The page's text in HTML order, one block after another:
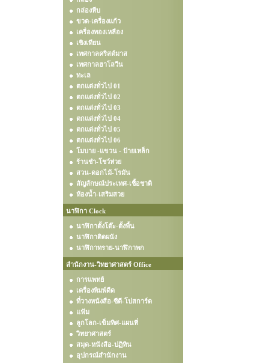
กล่องหีบ
ขวด-เครื่องแก้ว
เครื่องทองเหลือง
เชิงเทียน
เทศกาลคริสต์มาส
เทศกาลฮาโลวีน
ทะเล
ตกแต่งทั่วไป 01
ตกแต่งทั่วไป 02
ตกแต่งทั่วไป 03
ตกแต่งทั่วไป 04
ตกแต่งทั่วไป 05
ตกแต่งทั่วไป 06
โมบาย -แขวน - ป้ายเหล็ก
ร้านชำ-โชว์ห่วย
สวน-ดอกไม้-โรมัน
สัญลักษณ์ประเทศ-เชื้อชาติ
ห้องน้ำ-เสริมสวย
นาฬิกา Clock
นาฬิกาตั้งโต๊ะ-ตั้งพื้น
นาฬิกาติดผนัง
นาฬิกาทราย-นาฬิกาพก
สำนักงาน-วิทยาศาสตร์ Office
การแพทย์
เครื่องพิมพ์ดีด
ที่วางหนังสือ-ซีดี-โปสการ์ด
แฟ้ม
ลูกโลก-เข็มทิศ-แผนที่
วิทยาศาสตร์
สมุด-หนังสือ-ปฏิทิน
อุปกรณ์สำนักงาน